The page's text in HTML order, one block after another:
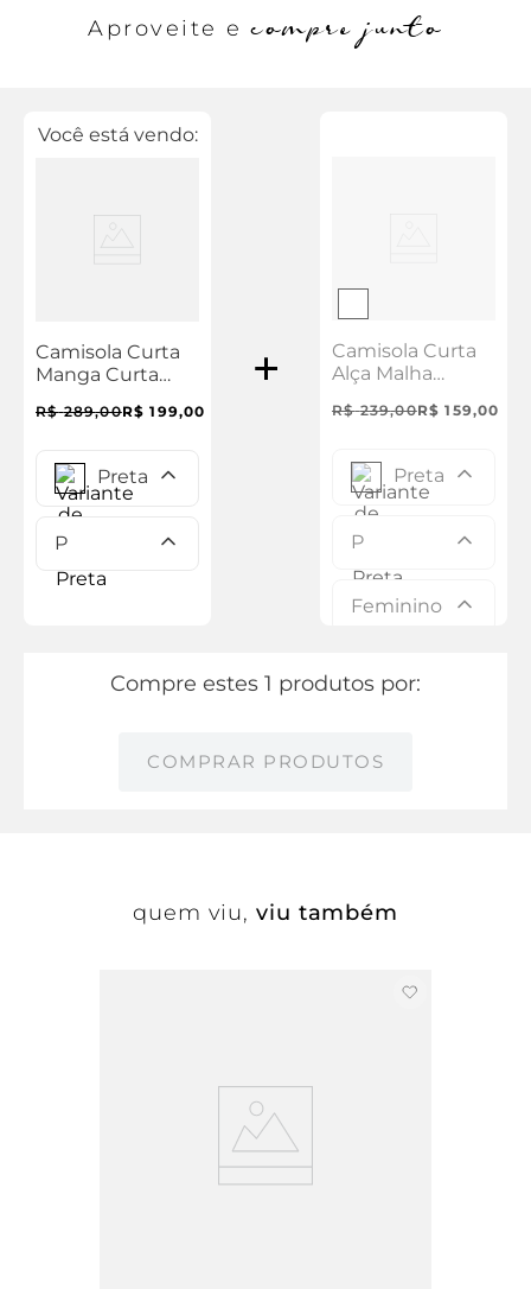
Aproveite ecompre junto
Você está vendo:
Camisola Curta
Manga Curta
Selene Preta
R$ 289,00R$ 199,00
Preta
P
Camisola Curta
Alça Malha
R$ 239,00R$ 159,00
Preta
P
Feminino
Compre estes 1 produtos por:
COMPRAR PRODUTOS
quem viu, viu também